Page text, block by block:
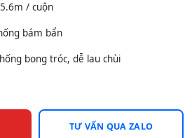
/ cuộn
bám bẩn
bong tróc, dễ lau chùi
TƯ VẤN QUA ZALO